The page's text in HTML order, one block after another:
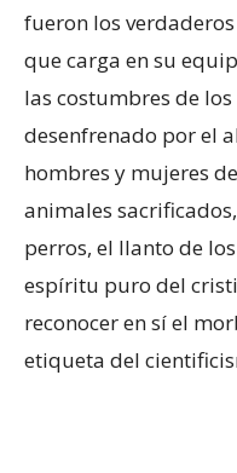
fueron los
que carga en su
las costumbres de
desenfrenado por el
hombres y mujeres
animales
perros, el llanto de
espíritu puro del
reconocer en sí el
etiqueta del